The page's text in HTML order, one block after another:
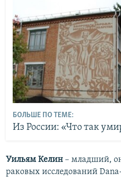
БОЛЬШЕ ПО ТЕМЕ:
Из России: «Что так
Уильям Келин – младший,
раковых исследований